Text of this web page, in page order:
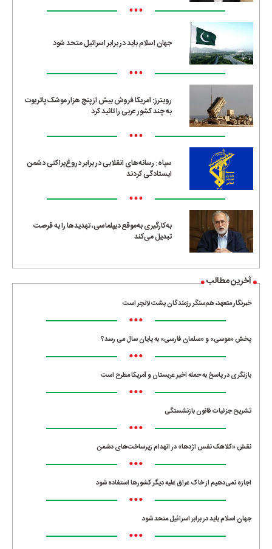
•••
جهان اسلام باید در برابر اسرائیل متحد شود
•••
رویترز: آمریکا فروش بیش از پنج هزار موشک پاتریوت
به چند کشور عربی را تائید کرد
•••
سپاه: رسانه‌های انقلابی در برابر دروغ‌پراکنی دشمن
ایستادگی کردند
•••
به‌کارگیری به‌موقع دیپلماسی، تهدیدها را به فرصت
تبدیل می‌کند
آخرین مطالب
خبرنگار متعهد، هم‌سنگر رزمندگان پشت لانچر است
•••
پخش «موسی» و «سلمان فارسی» به پایان سال می رسد؟
•••
بازنگری در پاسخ به حمله اخیر عربستان و آمریکا مطرح است
•••
تشریح جزئیات قانون بازنشستگی
•••
نقش «کلاهک نفس اژدها» در انهدام زیرساخت‌های دشمن
•••
اجازه نمی‌دهیم از خاک عراق علیه دیگر کشورها استفاده شود
•••
جهان اسلام باید در برابر اسرائیل متحد شود
•••